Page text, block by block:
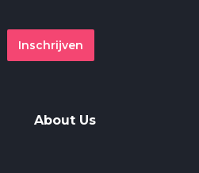
Inschrijven
About Us